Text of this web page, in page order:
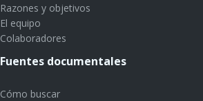
Razones y objetivos
El equipo
Colaboradores
Fuentes documentales
Cómo buscar